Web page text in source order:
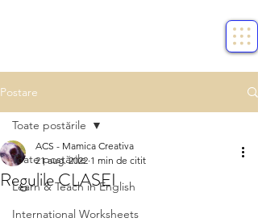
Postare
Toate postările
Learn & Teach in English
International Worksheets
Toate postările
Regulile CLASEI
ACS - Mamica Creativa
21 aug. 2022 1 min de citit